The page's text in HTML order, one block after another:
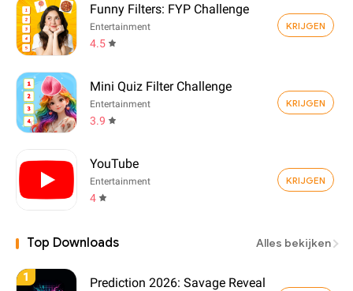
Funny Filters: FYP Challenge
Entertainment
4.5
KRIJGEN
Mini Quiz Filter Challenge
Entertainment
3.9
KRIJGEN
YouTube
Entertainment
4
KRIJGEN
Top Downloads Alles bekijken
1 Prediction 2026: Savage Reveal